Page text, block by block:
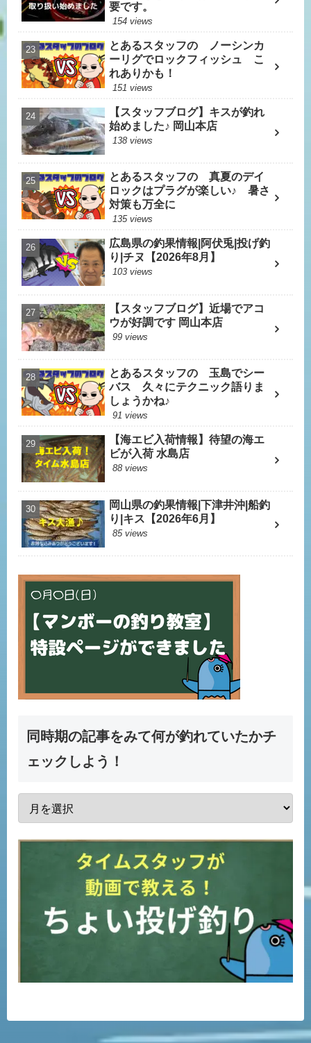
要です。
154 views
とあるスタッフの ノーシンカ
ーリグでロックフィッシュ こ
れありかも！
151 views
【スタッフブログ】キスが釣れ
始めました♪ 岡山本店
138 views
とあるスタッフの 真夏のデイ
ロックはプラグが楽しい♪ 暑さ
対策も万全に
135 views
広島県の釣果情報|阿伏兎|投げ釣
り|チヌ【2026年8月】
103 views
【スタッフブログ】近場でアコ
ウが好調です 岡山本店
99 views
とあるスタッフの 玉島でシー
バス 久々にテクニック語りま
しょうかね♪
91 views
【海エビ入荷情報】待望の海エ
ビが入荷 水島店
88 views
岡山県の釣果情報|下津井沖|船釣
り|キス【2026年6月】
85 views
同時期の記事をみて何が釣れていたかチ
ェックしよう！